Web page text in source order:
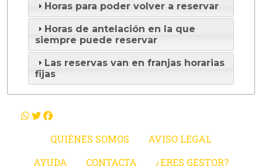
Horas para poder volver a reservar
Horas de antelación en la que
siempre puede reservar
Las reservas van en franjas horarias
fijas
QUIÉNES SOMOS
AVISO LEGAL
AYUDA
CONTACTA ¿ERES GESTOR?